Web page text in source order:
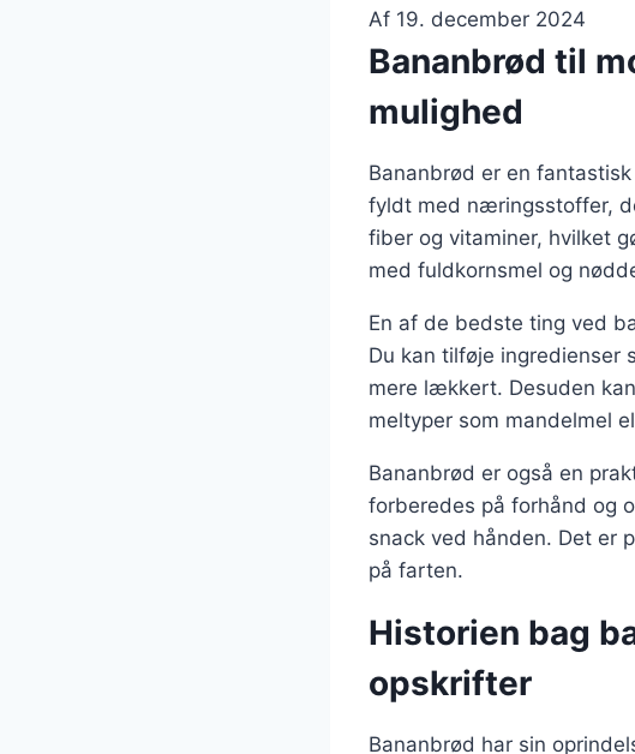
Af 19. december 2024
Bananbrød til
mulighed
Bananbrød er en
fyldt med næringsstoffer,
fiber og vitaminer, hvilket
med fuldkornsmel og
En af de bedste ting ved
Du kan tilføje ingredienser
mere lækkert. Desuden
meltyper som mandelmel
Bananbrød er også en
forberedes på forhånd og
snack ved hånden. Det er
på farten.
Historien bag
opskrifter
Bananbrød har sin